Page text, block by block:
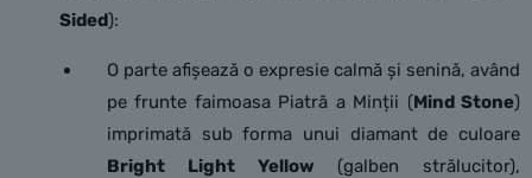
Sided):
O parte afișează o expresie calmă și senină, având
pe frunte faimoasa Piatră a Minții (Mind Stone)
imprimată sub forma unui diamant de culoare
Bright Light Yellow (galben strălucitor),